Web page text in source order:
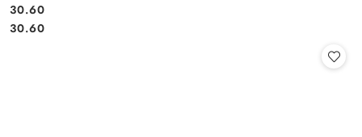
Cena:
30.60
Cena:
30.60